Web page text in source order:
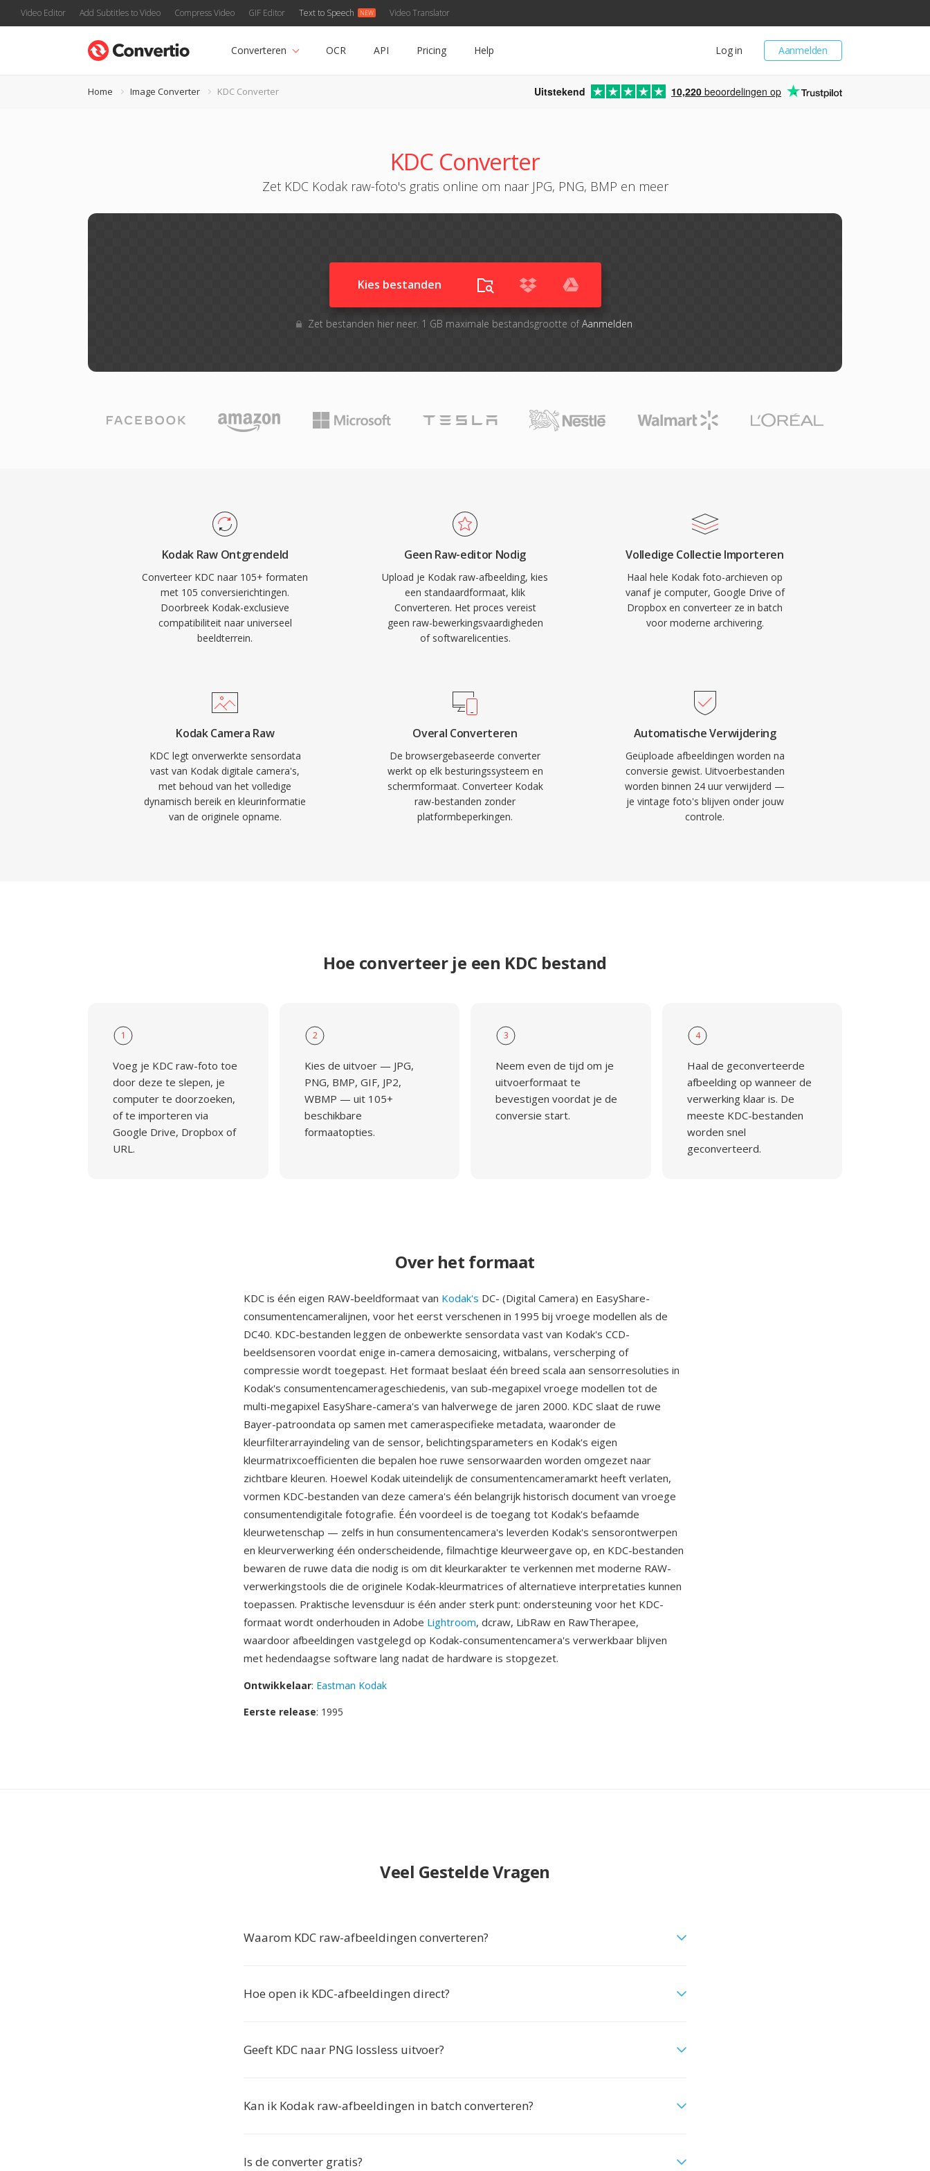
Video Editor Add Subtitles to Video Compress Video GIF Editor Text to Speech Video Translator
Aanmelden
Log in
Converteren OCR API Pricing Help
Home Image Converter KDC Converter Uitstekend 10,220 beoordelingen op
KDC Converter
Zet KDC Kodak raw-foto's gratis online om naar JPG, PNG, BMP en meer
Kies bestanden
Zet bestanden hier neer. 1 GB maximale bestandsgrootte ofAanmelden
Kodak Raw Ontgrendeld
Converteer KDC naar 105+ formaten
met 105 conversierichtingen.
Doorbreek Kodak-exclusieve
compatibiliteit naar universeel
beeldterrein.
Geen Raw-editor Nodig
Upload je Kodak raw-afbeelding, kies
een standaardformaat, klik
Converteren. Het proces vereist
geen raw-bewerkingsvaardigheden
of softwarelicenties.
Volledige Collectie Importeren
Haal hele Kodak foto-archieven op
vanaf je computer, Google Drive of
Dropbox en converteer ze in batch
voor moderne archivering.
Kodak Camera Raw
KDC legt onverwerkte sensordata
vast van Kodak digitale camera's,
met behoud van het volledige
dynamisch bereik en kleurinformatie
van de originele opname.
Overal Converteren
De browsergebaseerde converter
werkt op elk besturingssysteem en
schermformaat. Converteer Kodak
raw-bestanden zonder
platformbeperkingen.
Automatische Verwijdering
Geüploade afbeeldingen worden na
conversie gewist. Uitvoerbestanden
worden binnen 24 uur verwijderd —
je vintage foto's blijven onder jouw
controle.
Hoe converteer je een KDC bestand
1
Voeg je KDC raw-foto toe
door deze te slepen, je
computer te doorzoeken,
of te importeren via
Google Drive, Dropbox of
URL.
2
Kies de uitvoer — JPG,
PNG, BMP, GIF, JP2,
WBMP — uit 105+
beschikbare
formaatopties.
3
Neem even de tijd om je
uitvoerformaat te
bevestigen voordat je de
conversie start.
4
Haal de geconverteerde
afbeelding op wanneer de
verwerking klaar is. De
meeste KDC-bestanden
worden snel
geconverteerd.
Over het formaat
KDC is één eigen RAW-beeldformaat van Kodak's DC- (Digital Camera) en EasyShare-
consumentencameralijnen, voor het eerst verschenen in 1995 bij vroege modellen als de
DC40. KDC-bestanden leggen de onbewerkte sensordata vast van Kodak's CCD-
beeldsensoren voordat enige in-camera demosaicing, witbalans, verscherping of
compressie wordt toegepast. Het formaat beslaat één breed scala aan sensorresoluties in
Kodak's consumentencamerageschiedenis, van sub-megapixel vroege modellen tot de
multi-megapixel EasyShare-camera's van halverwege de jaren 2000. KDC slaat de ruwe
Bayer-patroondata op samen met cameraspecifieke metadata, waaronder de
kleurfilterarrayindeling van de sensor, belichtingsparameters en Kodak's eigen
kleurmatrixcoefficienten die bepalen hoe ruwe sensorwaarden worden omgezet naar
zichtbare kleuren. Hoewel Kodak uiteindelijk de consumentencameramarkt heeft verlaten,
vormen KDC-bestanden van deze camera's één belangrijk historisch document van vroege
consumentendigitale fotografie. Één voordeel is de toegang tot Kodak's befaamde
kleurwetenschap — zelfs in hun consumentencamera's leverden Kodak's sensorontwerpen
en kleurverwerking één onderscheidende, filmachtige kleurweergave op, en KDC-bestanden
bewaren de ruwe data die nodig is om dit kleurkarakter te verkennen met moderne RAW-
verwerkingstools die de originele Kodak-kleurmatrices of alternatieve interpretaties kunnen
toepassen. Praktische levensduur is één ander sterk punt: ondersteuning voor het KDC-
formaat wordt onderhouden in Adobe Lightroom, dcraw, LibRaw en RawTherapee,
waardoor afbeeldingen vastgelegd op Kodak-consumentencamera's verwerkbaar blijven
met hedendaagse software lang nadat de hardware is stopgezet.
Ontwikkelaar: Eastman Kodak
Eerste release: 1995
Veel Gestelde Vragen
Waarom KDC raw-afbeeldingen converteren?
Hoe open ik KDC-afbeeldingen direct?
Geeft KDC naar PNG lossless uitvoer?
Kan ik Kodak raw-afbeeldingen in batch converteren?
Is de converter gratis?